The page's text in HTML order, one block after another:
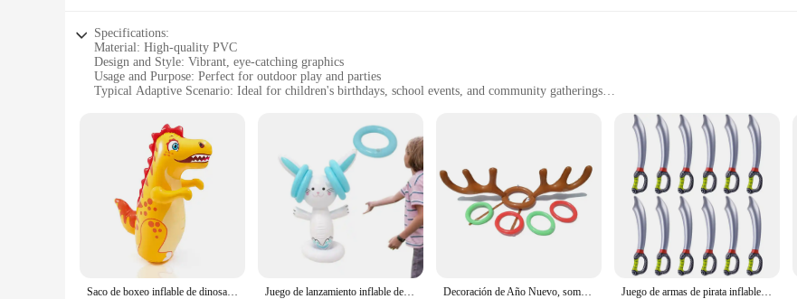
Specifications:
Material: High-quality PVC
Design and Style: Vibrant, eye-catching graphics
Usage and Purpose: Perfect for outdoor play and parties
Typical Adaptive Scenario: Ideal for children's birthdays, school events, and community gatherings
**Engaging Entertainment for All Ages**
The juego inflable chico is a versatile addition to any event, designed to captivate children and adults alike. Made from robust PVC,
soft play experience. Its vivid and engaging graphics will make it a hit at any party or gathering, adding a splash of color and
school event, or a community festival, this inflatable playset is the perfect choice to keep your guests entertained and active.
**Effortless Setup and Portability**
Setting up the juego inflable chico is a breeze, thanks to its user-friendly design. The inflatable is lightweight and can be easily
individuals looking to add a fun element to their events. The inflatable's compact size allows for easy storage and transport, ensuring
assembly required, you can focus on enjoying the party instead of setting up the entertainment.
Saco de boxeo inflable de dinosaurio para niños, juguetes deportivos para juegos, regalo de cumpleaños de Navidad, juguetes para padres e hijos Juego de lanzamiento inflable de conejito de Pascua, Kit de juegos de lanzamiento de conejo inflable de Pascua para niños, juegos familiares, juegos de lanzamiento para niños, niñas, niños y adultos Decoración de Año Nuevo, sombrero de astas de reno divertido de Papá Noel, juguetes inflables, lanzamiento de anillos, juego de Navidad, actividad al aire libre, regalo de Navidad para niños Juego de armas de pirata inflables para niños, espada inflable, suministros de fiesta de cumpleaños, juguetes de Cosplay, accesorios de escenario, 12 piezas